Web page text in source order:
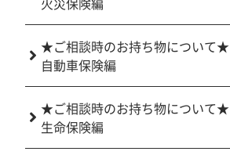
★ご相談時のお持ち物について★
自動車保険編
★ご相談時のお持ち物について★
生命保険編